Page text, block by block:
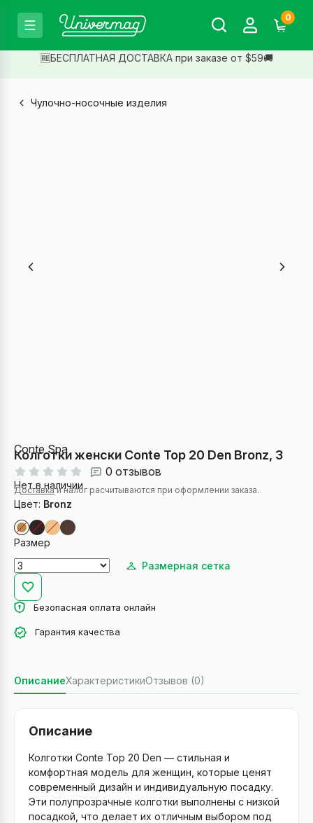
0
🆓БЕСПЛАТНАЯ ДОСТАВКА при заказе от $59🚚
Чулочно-носочные изделия
Conte Spa
Колготки женски Conte Top 20 Den Bronz, 3
0 отзывов
Нет в наличии
Доставкаи налог расчитываются при оформлении заказа.
Цвет: Bronz
Размер
Размерная сетка
Безопасная оплата онлайн
Гарантия качества
ОписаниеХарактеристикиОтзывов (0)
Описание
Колготки Conte Top 20 Den — стильная и
комфортная модель для женщин, которые ценят
современный дизайн и индивидуальную посадку.
Эти полупрозрачные колготки выполнены с низкой
посадкой, что делает их отличным выбором под